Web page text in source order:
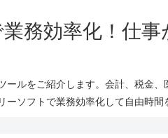
務効率化！仕
ルをご紹介します。会計、税金
ーソフトで業務効率化して自由時間